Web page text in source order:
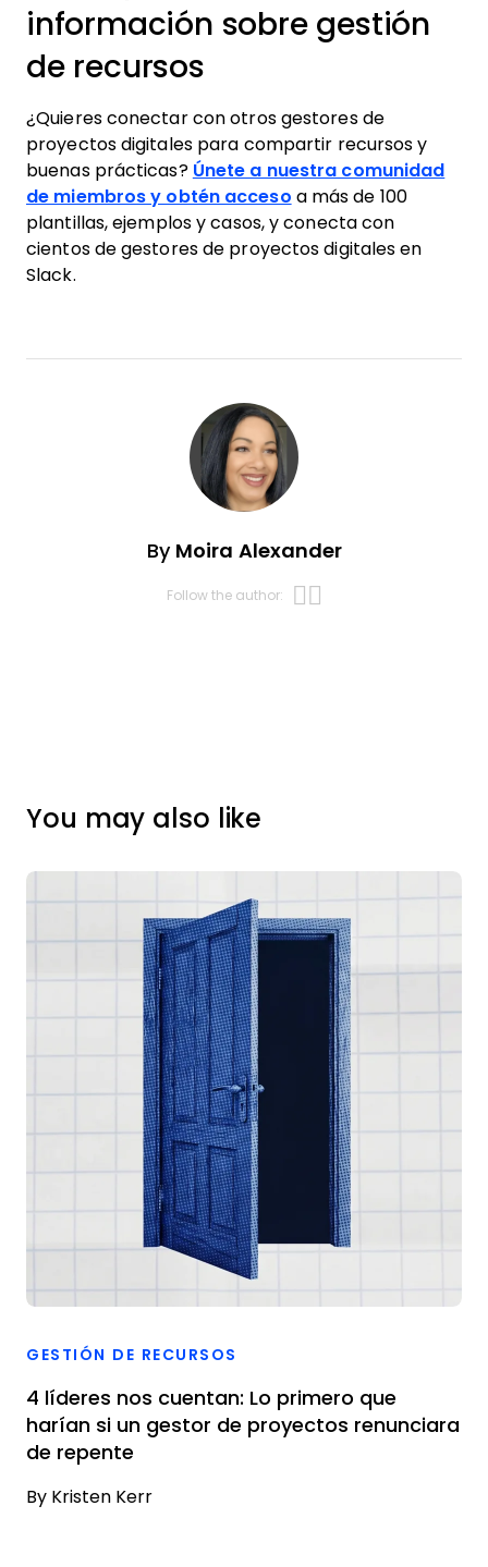
información sobre gestión
de recursos
¿Quieres conectar con otros gestores de
proyectos digitales para compartir recursos y
buenas prácticas? Únete a nuestra comunidad
de miembros y obtén acceso a más de 100
plantillas, ejemplos y casos, y conecta con
cientos de gestores de proyectos digitales en
Slack.
By Moira Alexander
Follow the author: Opens new
You may also like
GESTIÓN DE RECURSOS
4 líderes nos cuentan: Lo primero que
harían si un gestor de proyectos renunciara
de repente
By Kristen Kerr